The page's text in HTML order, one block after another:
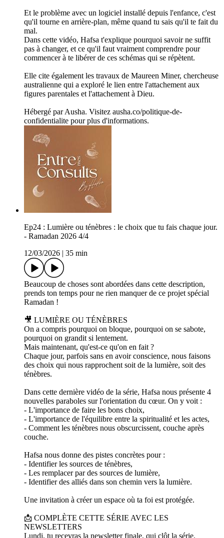
Et le problème avec un logiciel installé depuis l'enfance, c'est
qu'il tourne en arrière-plan, même quand tu sais qu'il te fait du
mal.
Dans cette vidéo, Hafsa t'explique pourquoi savoir ne suffit
pas à changer, et ce qu'il faut vraiment comprendre pour
commencer à te libérer de ces schémas qui se répètent.
Elle cite également les travaux de Maureen Miner, chercheuse
australienne qui a exploré le lien entre l'attachement aux
figures parentales et l'attachement à Dieu.
Hébergé par Ausha. Visitez ausha.co/politique-de-
confidentialite pour plus d'informations.
Ep24 : Lumière ou ténèbres : le choix que tu fais chaque jour.
- Ramadan 2026 4/4
12/03/2026
35 min
Beaucoup de choses sont abordées dans cette description,
prends ton temps pour ne rien manquer de ce projet spécial
Ramadan !
🎥 LUMIÈRE OU TÉNÈBRES
On a compris pourquoi on bloque, pourquoi on se sabote,
pourquoi on grandit si lentement.
Mais maintenant, qu'est-ce qu'on en fait ?
Chaque jour, parfois sans en avoir conscience, nous faisons
des choix qui nous rapprochent soit de la lumière, soit des
ténèbres.
Dans cette dernière vidéo de la série, Hafsa nous présente 4
nouvelles paraboles sur l'orientation du cœur. On y voit :
- L'importance de faire les bons choix,
- L'importance de l'équilibre entre la spiritualité et les actes,
- Comment les ténèbres nous obscurcissent, couche après
couche.
Hafsa nous donne des pistes concrètes pour :
- Identifier les sources de ténèbres,
- Les remplacer par des sources de lumière,
- Identifier des alliés dans son chemin vers la lumière.
Une invitation à créer un espace où ta foi est protégée.
📩 COMPLÈTE CETTE SÉRIE AVEC LES
NEWSLETTERS
Lundi, tu recevras la newsletter finale, qui clôt la série.